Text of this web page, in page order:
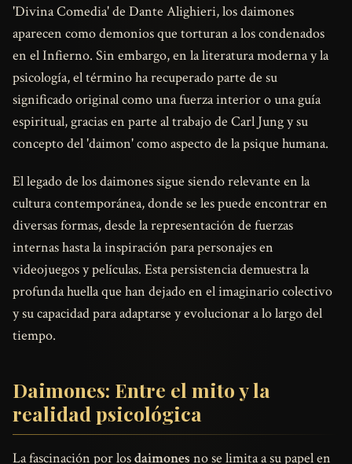
'Divina Comedia' de Dante Alighieri, los daimones
aparecen como demonios que torturan a los condenados
en el Infierno. Sin embargo, en la literatura moderna y la
psicología, el término ha recuperado parte de su
significado original como una fuerza interior o una guía
espiritual, gracias en parte al trabajo de Carl Jung y su
concepto del 'daimon' como aspecto de la psique humana.
El legado de los daimones sigue siendo relevante en la
cultura contemporánea, donde se les puede encontrar en
diversas formas, desde la representación de fuerzas
internas hasta la inspiración para personajes en
videojuegos y películas. Esta persistencia demuestra la
profunda huella que han dejado en el imaginario colectivo
y su capacidad para adaptarse y evolucionar a lo largo del
tiempo.
Daimones: Entre el mito y la
realidad psicológica
La fascinación por losdaimones no se limita a su papel en